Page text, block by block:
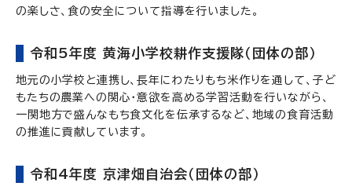
の楽しさ、食の安全について指導を行いました。
令和5年度 黄海小学校耕作支援隊（団体の部）
地元の小学校と連携し、長年にわたりもち米作りを通して、子ど
もたちの農業への関心・意欲を高める学習活動を行いながら、
一関地方で盛んなもち食文化を伝承するなど、地域の食育活動
の推進に貢献しています。
令和4年度 京津畑自治会（団体の部）